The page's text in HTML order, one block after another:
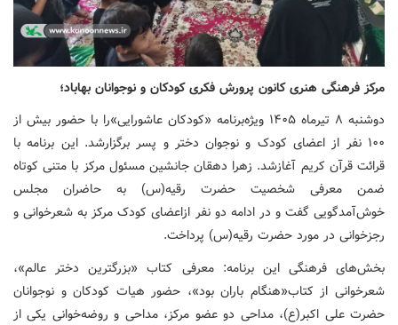
مرکز فرهنگی هنری کانون پرورش فکری کودکان و نوجوانان بهاباد؛
دوشنبه ۸ تیرماه ۱۴۰۵ ویژه‌برنامه «کودکان عاشورایی»را با حضور بیش از
۱۰۰ نفر از اعضای کودک و نوجوان دختر و پسر برگزارشد. این برنامه با
قرائت قرآن کریم آغازشد. زهرا دهقان جانشین مسئول مرکز با متنی کوتاه
ضمن معرفی شخصیت حضرت رقیه(س) به حاضران مجلس
خوش‌آمدگویی گفت و در ادامه دو نفر ازاعضای کودک مرکز به شعرخوانی و
رجزخوانی در مورد حضرت رقیه(س) پرداخت.
بخش‌های فرهنگی این برنامه: معرفی کتاب «بزرگترین دختر عالم»،
شعرخوانی از کتاب«هنگام باران بود»، حضور هیات کودکان و نوجوانان
حضرت علی اکبر(ع)، مداحی دو عضو مرکز، مداحی و روضه‌خوانی یکی از